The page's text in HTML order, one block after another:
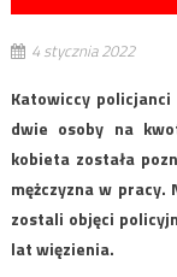
4 stycznia 2022
Katowiccy
dwie osoby na
kobieta została
mężczyzna w
zostali objęci
lat więzienia.